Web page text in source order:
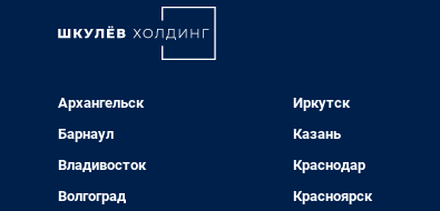
Архангельск
Барнаул
Владивосток
Волгоград
Иркутск
Казань
Краснодар
Красноярск